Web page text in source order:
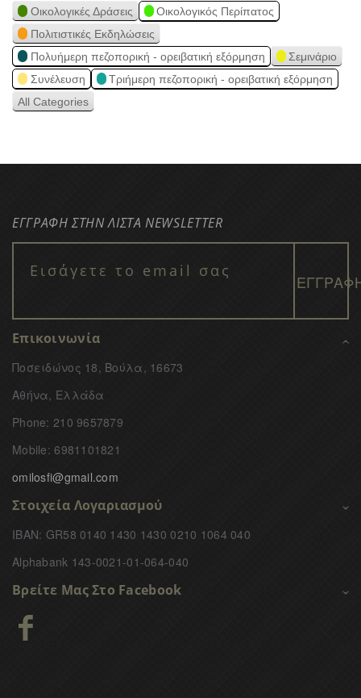
Οικολογικές Δράσεις
Οικολογικός Περίπατος
Πολιτιστικές Εκδηλώσεις
Πολυήμερη πεζοπορική - ορειβατική εξόρμηση
Σεμινάριο
Συνέλευση
Τριήμερη πεζοπορική - ορειβατική εξόρμηση
All Categories
ΕΓΓΡΑΦΗ ΣΤΗΝ ΛΙΣΤΑ NEWSLETTER
Επικοινωνία
Ποσειδώνος 18, Βούλα, 16673
Αθήνα, Ελλάδα
Phone: 210 9657879
Mobile: 6981101821
omilosfi@gmail.com
Στοιχεία Λογαριασμού
IBAN: GR58 0140 1430 1430 0210 1064 040
Alphabank 143-0021-01-064-040
Βρείτε Μας Στο Facebook